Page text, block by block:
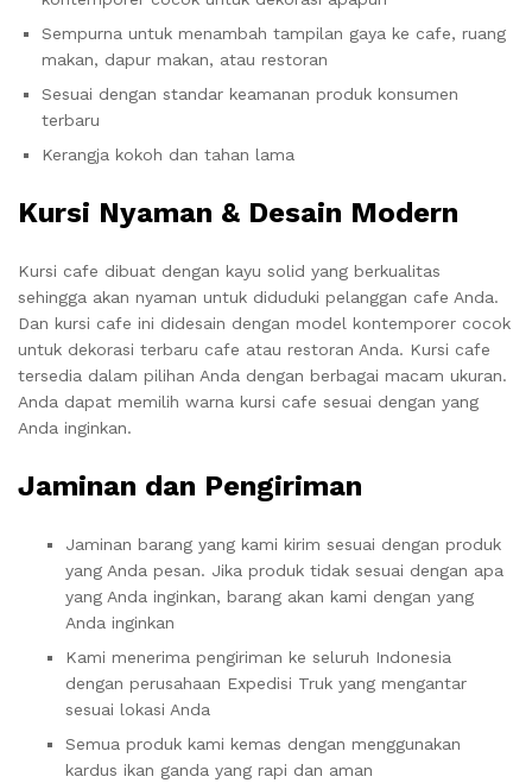
Sempurna untuk menambah tampilan gaya ke cafe, ruang
makan, dapur makan, atau restoran
Sesuai dengan standar keamanan produk konsumen
terbaru
Kerangja kokoh dan tahan lama
Kursi Nyaman & Desain Modern
Kursi cafe dibuat dengan kayu solid yang berkualitas
sehingga akan nyaman untuk diduduki pelanggan cafe Anda.
Dan kursi cafe ini didesain dengan model kontemporer cocok
untuk dekorasi terbaru cafe atau restoran Anda. Kursi cafe
tersedia dalam pilihan Anda dengan berbagai macam ukuran.
Anda dapat memilih warna kursi cafe sesuai dengan yang
Anda inginkan.
Jaminan dan Pengiriman
Jaminan barang yang kami kirim sesuai dengan produk
yang Anda pesan. Jika produk tidak sesuai dengan apa
yang Anda inginkan, barang akan kami dengan yang
Anda inginkan
Kami menerima pengiriman ke seluruh Indonesia
dengan perusahaan Expedisi Truk yang mengantar
sesuai lokasi Anda
Semua produk kami kemas dengan menggunakan
kardus ikan ganda yang rapi dan aman